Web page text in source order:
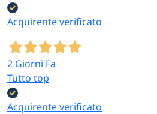
Acquirente verificato
2 Giorni Fa
Tutto top
Acquirente verificato